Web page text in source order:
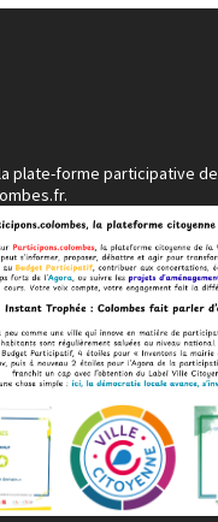
plate-forme participative de